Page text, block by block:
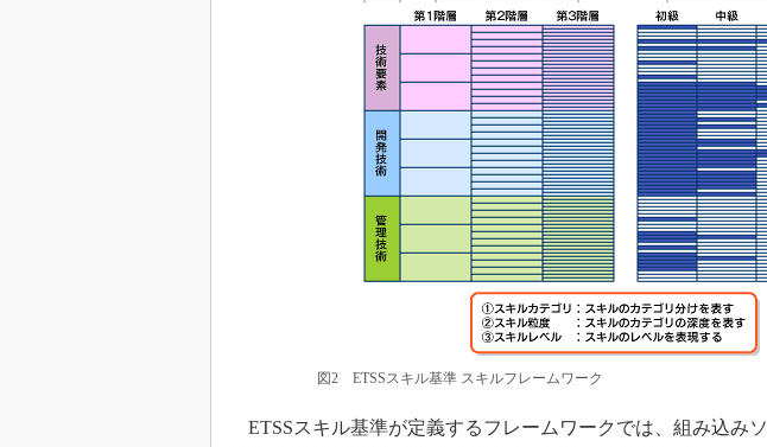
図2 ETSSスキル基準 スキルフレームワーク
ETSSスキル基準が定義するフレームワークでは、組み込み